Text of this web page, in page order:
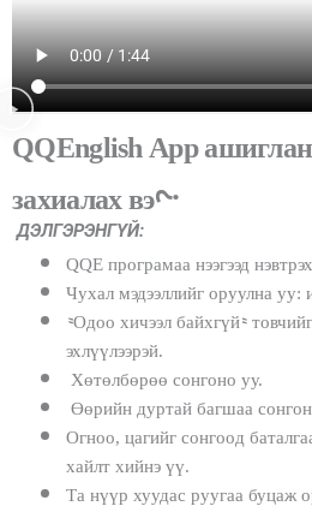
QQEnglish App ашиглан
захиалах вэ?
ДЭЛГЭРЭНГҮЙ:
QQE програмаа нээгээд
Чухал мэдээллийг оруулна уу:
“Одоо хичээл байхгүй”
эхлүүлээрэй.
Хөтөлбөрөө сонгоно уу.
Өөрийн дуртай багшаа
Огноо, цагийг сонгоод
хайлт хийнэ үү.
Та нүүр хуудас руугаа буцаж